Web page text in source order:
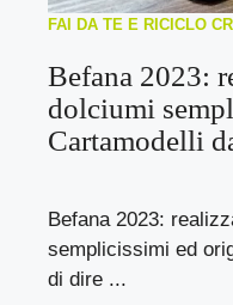
FAI DA TE E RICICLO
Befana 2023:
dolciumi
Cartamodelli
Befana 2023:
semplicissimi ed
di dire ...